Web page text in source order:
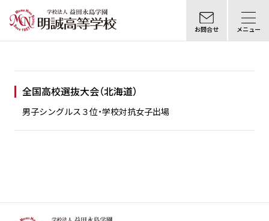
お問合せ メニュー
全国高校選抜大会（北海道）
男子シングルス３位・学校対抗女子出場